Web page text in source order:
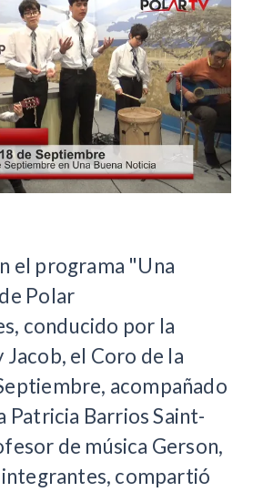
el programa "Una
Polar
conducido por la
el Coro de la
acompañado
Patricia Barrios Saint-
de música Gerson,
compartió